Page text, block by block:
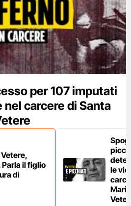
per 107 imputati
nel carcere di Santa
il figlio
di
le